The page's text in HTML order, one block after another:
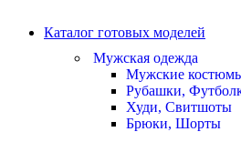
Каталог готовых моделей
Мужская одежда
Мужские
Рубашки,
Худи, Свитшоты
Брюки, Шорты